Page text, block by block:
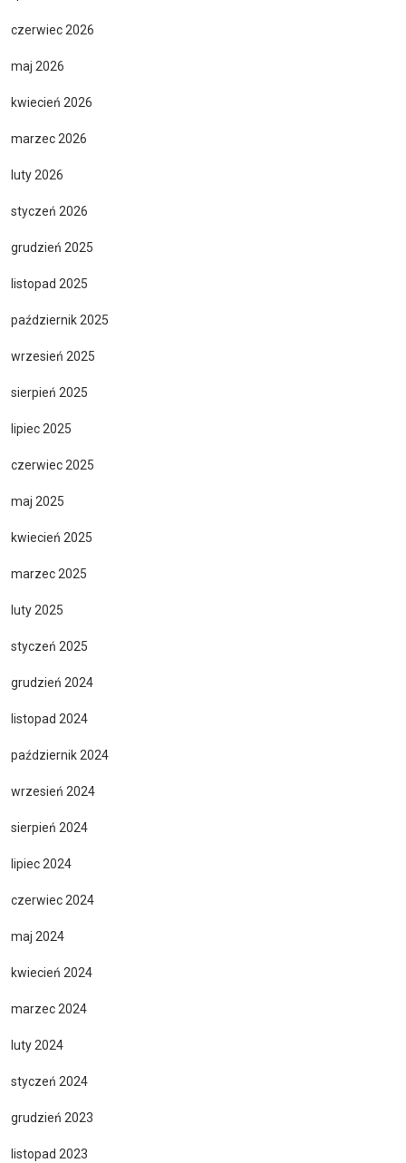
czerwiec 2026
maj 2026
kwiecień 2026
marzec 2026
luty 2026
styczeń 2026
grudzień 2025
listopad 2025
październik 2025
wrzesień 2025
sierpień 2025
lipiec 2025
czerwiec 2025
maj 2025
kwiecień 2025
marzec 2025
luty 2025
styczeń 2025
grudzień 2024
listopad 2024
październik 2024
wrzesień 2024
sierpień 2024
lipiec 2024
czerwiec 2024
maj 2024
kwiecień 2024
marzec 2024
luty 2024
styczeń 2024
grudzień 2023
listopad 2023